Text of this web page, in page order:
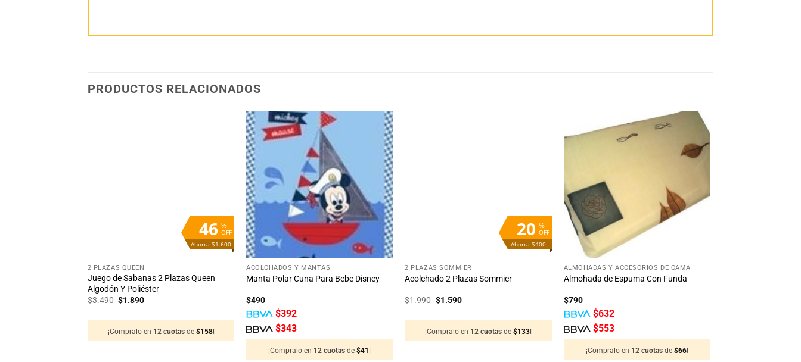
PRODUCTOS RELACIONADOS
%
OFF
46
Ahorra $1.600
2 PLAZAS QUEEN
Juego de Sabanas 2 Plazas Queen
Algodón Y Poliéster
$3.490 El
$3.490.
$1.890El
$1.890.
¡Compralo en 12 cuotas de $158!
deseos
+
ACOLCHADOS Y MANTAS
Manta Polar Cuna Para Bebe Disney
$490
$392
$343
¡Compralo en 12 cuotasde$41 !
%
OFF
20
Ahorra $400
2 PLAZAS SOMMIER
Acolchado 2 Plazas Sommier
$1.990 El
$1.990.
$1.590El
$1.590.
¡Compralo en 12 cuotasde$133!
Añadir
a la
lista
+
ALMOHADAS Y ACCESORIOS DE CAMA
Almohada de Espuma Con Funda
$790
$632
$553
¡Compralo en 12 cuotas de $66!